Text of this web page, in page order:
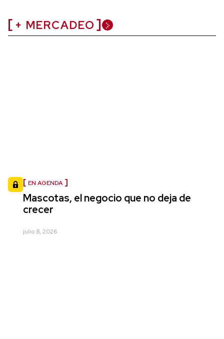
+ MERCADEO
EN AGENDA
Mascotas, el negocio que no deja de
crecer
julio 8, 2026